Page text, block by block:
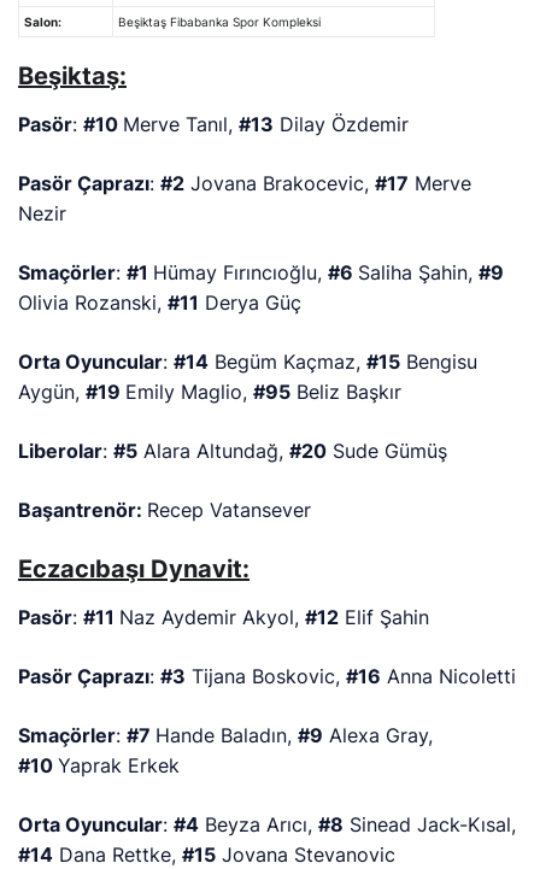
Salon: Beşiktaş Fibabanka Spor Kompleksi
Beşiktaş:
Pasör:#10 Merve Tanıl,#13 Dilay Özdemir
Pasör Çaprazı:#2 Jovana Brakocevic,#17 Merve
Nezir
Smaçörler:#1 Hümay Fırıncıoğlu,#6 Saliha Şahin,#9
Olivia Rozanski,#11 Derya Güç
Orta Oyuncular:#14 Begüm Kaçmaz,#15 Bengisu
Aygün,#19 Emily Maglio,#95 Beliz Başkır
Liberolar:#5 Alara Altundağ,#20 Sude Gümüş
Başantrenör: Recep Vatansever
Eczacıbaşı Dynavit:
Pasör:#11 Naz Aydemir Akyol,#12 Elif Şahin
Pasör Çaprazı:#3 Tijana Boskovic,#16 Anna Nicoletti
Smaçörler:#7 Hande Baladın,#9 Alexa Gray,
#10Yaprak Erkek
Orta Oyuncular:#4 Beyza Arıcı,#8 Sinead Jack-Kısal,
#14 Dana Rettke,#15 Jovana Stevanovic